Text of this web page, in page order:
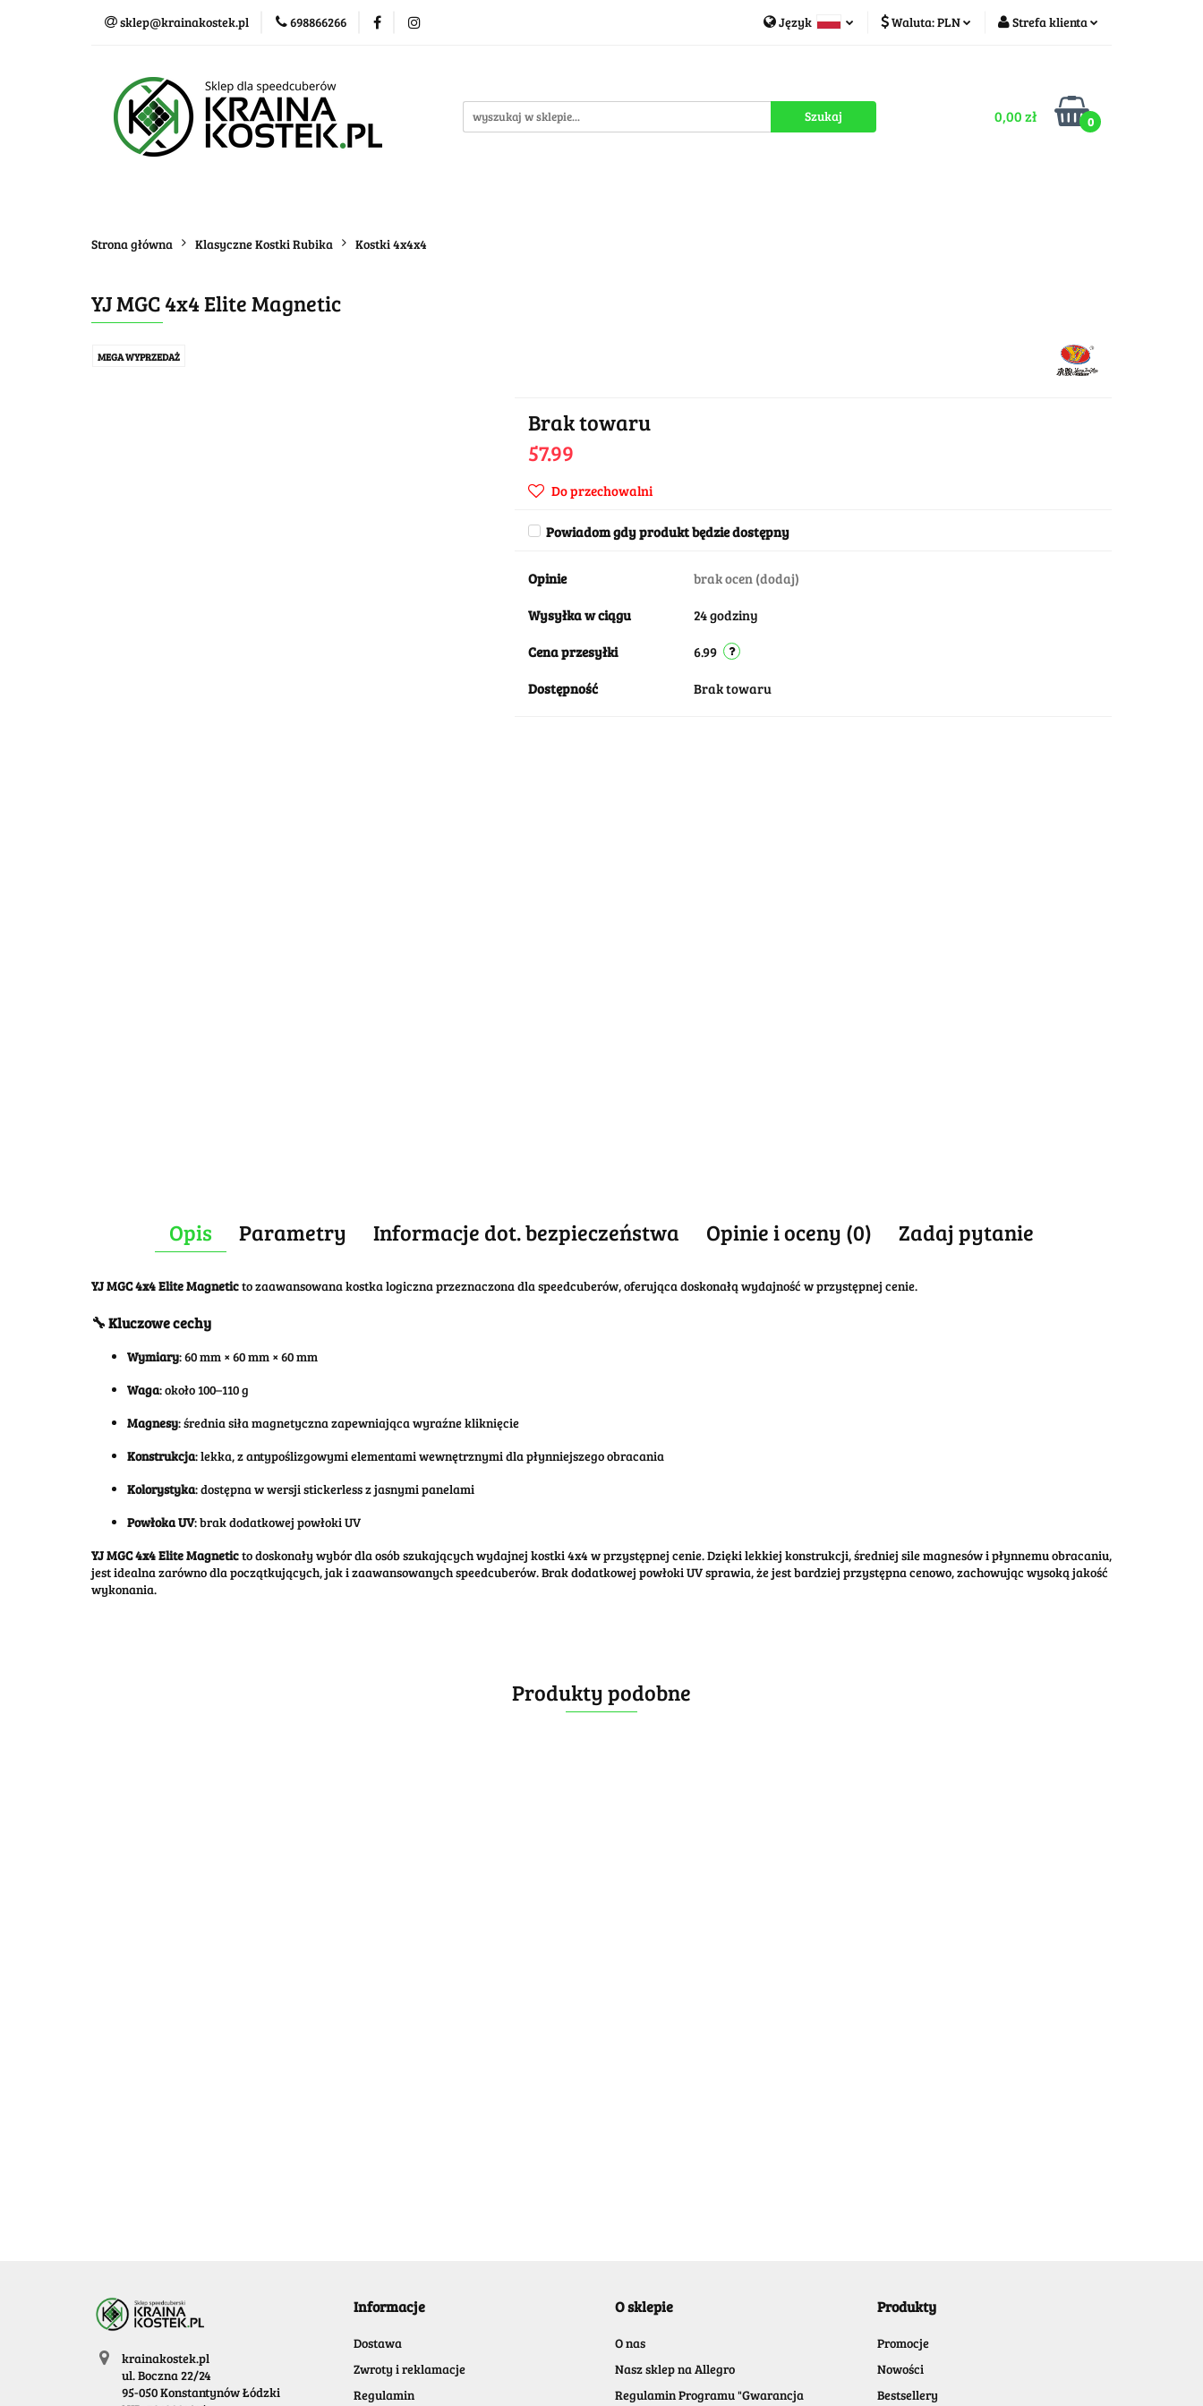
sklep@krainakostek.pl 698866266 Język
Czech
Waluta:PLN Strefa klienta
Zarejestruj się
Dodaj zgłoszenie
0,00 zł 0
Klasyczne kostki Producenci
Nowości
Strona główna Klasyczne Kostki Rubika Kostki 4x4x4
YJ MGC 4x4 Elite Magnetic
MEGA WYPRZEDAŻ
Brak towaru
57.99
Do przechowalni
Powiadom gdy produkt będzie dostępny
Opinie brak ocen (dodaj)
Wysyłka w ciągu 24 godziny
Cena przesyłki 6.99
Dostępność Brak towaru
Opis Parametry Informacje dot. bezpieczeństwa Opinie i oceny (0) Zadaj pytanie
YJ MGC 4x4 Elite Magneticto zaawansowana kostka logiczna przeznaczona dla speedcuberów, oferująca doskonałą wydajność w przystępnej cenie.
🔧 Kluczowe cechy
Wymiary:60 mm × 60 mm × 60 mm
Waga:około 100–110 g
Magnesy:średnia siła magnetyczna zapewniająca wyraźne kliknięcie
Konstrukcja:lekka, z antypoślizgowymi elementami wewnętrznymi dla płynniejszego obracania
Kolorystyka:dostępna w wersji stickerless z jasnymi panelami
Powłoka UV:brak dodatkowej powłoki UV
YJ MGC 4x4 Elite Magneticto doskonały wybór dla osób szukających wydajnej kostki 4x4 w przystępnej cenie. Dzięki lekkiej konstrukcji, średniej sile magnesów i płynnemu obracaniu,
jest idealna zarówno dla początkujących, jak i zaawansowanych speedcuberów. Brak dodatkowej powłoki UV sprawia, że jest bardziej przystępna cenowo, zachowując wysoką jakość
wykonania.
Produkty podobne
krainakostek.pl
ul. Boczna 22/24
95-050 Konstantynów Łódzki
Informacje
Dostawa
Zwroty i reklamacje
Regulamin
O sklepie
O nas
Nasz sklep na Allegro
Regulamin Programu "Gwarancja
Produkty
Promocje
Nowości
Bestsellery